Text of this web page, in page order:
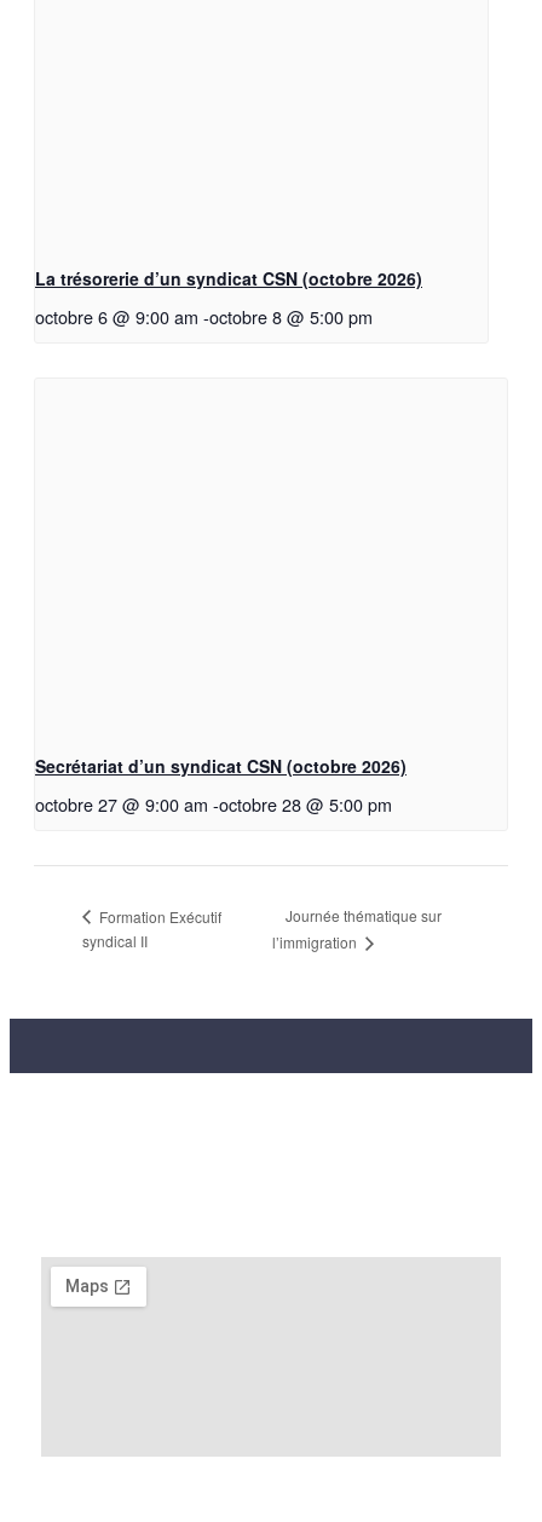
La trésorerie d’un syndicat CSN (octobre 2026)
octobre 6 @ 9:00 am -octobre 8 @ 5:00 pm
Secrétariat d’un syndicat CSN (octobre 2026)
octobre 27 @ 9:00 am -octobre 28 @ 5:00 pm
Formation Exécutif
syndical II
Journée thématique sur
l’immigration